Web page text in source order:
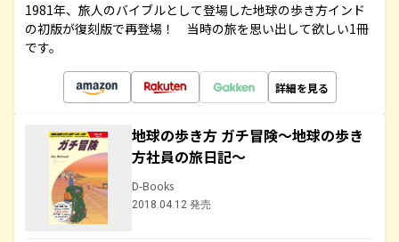
1981年、旅人のバイブルとして登場した地球の歩き方インド
の初版が復刻版で再登場！ 当時の旅を思い出して欲しい1冊
です。
詳細を見る
地球の歩き方 ガチ冒険～地球の歩き
方社員の旅日記～
D-Books
2018.04.12 発売